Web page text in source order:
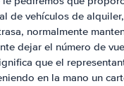
de vehículos de
normalmente
dejar el número de
que el
en la mano un